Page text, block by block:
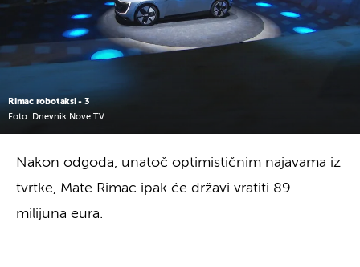
Rimac robotaksi - 3
Foto: Dnevnik Nove TV
Nakon odgoda, unatoč optimističnim najavama iz
tvrtke, Mate Rimac ipak će državi vratiti 89
milijuna eura.